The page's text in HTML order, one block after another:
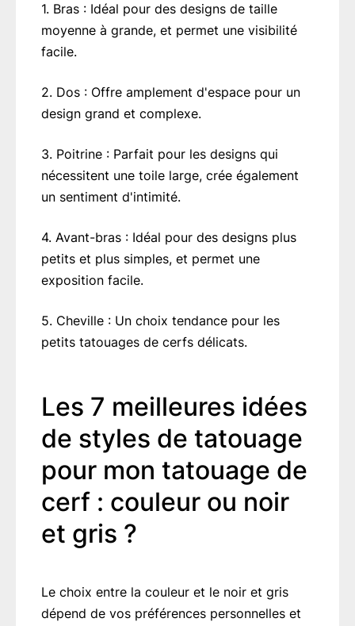
1. Bras : Idéal pour des designs de taille
moyenne à grande, et permet une visibilité
facile.
2. Dos : Offre amplement d'espace pour un
design grand et complexe.
3. Poitrine : Parfait pour les designs qui
nécessitent une toile large, crée également
un sentiment d'intimité.
4. Avant-bras : Idéal pour des designs plus
petits et plus simples, et permet une
exposition facile.
5. Cheville : Un choix tendance pour les
petits tatouages de cerfs délicats.
Les 7 meilleures idées
de styles de tatouage
pour mon tatouage de
cerf : couleur ou noir
et gris ?
Le choix entre la couleur et le noir et gris
dépend de vos préférences personnelles et